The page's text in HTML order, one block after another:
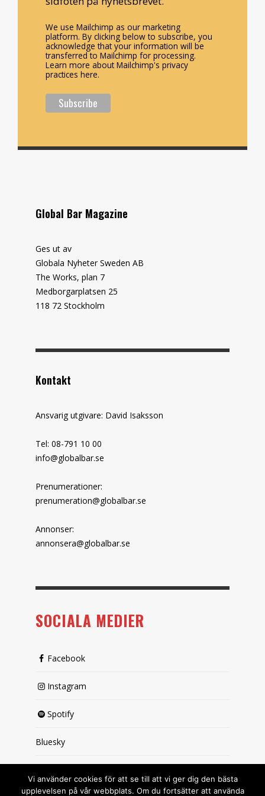
We use Mailchimp as our marketing
platform. By clicking below to subscribe, you
acknowledge that your information will be
transferred to Mailchimp for processing.
Learn more about Mailchimp's privacy
practices here.
Global Bar Magazine
Ges ut av
Globala Nyheter Sweden AB
The Works, plan 7
Medborgarplatsen 25
118 72 Stockholm
Kontakt
Ansvarig utgivare: David Isaksson
Tel: 08-791 10 00
info@globalbar.se
Prenumerationer:
prenumeration@globalbar.se
Annonser:
annonsera@globalbar.se
SOCIALA MEDIER
Facebook
Instagram
Spotify
Bluesky
Vi använder cookies för att se till att vi ger dig den bästa
upplevelsen på vår webbplats. Om du fortsätter att använda